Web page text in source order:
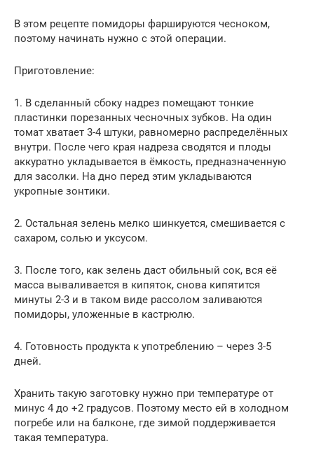
В этом рецепте помидоры фаршируются чесноком,
поэтому начинать нужно с этой операции.
Приготовление:
1. В сделанный сбоку надрез помещают тонкие
пластинки порезанных чесночных зубков. На один
томат хватает 3-4 штуки, равномерно распределённых
внутри. После чего края надреза сводятся и плоды
аккуратно укладывается в ёмкость, предназначенную
для засолки. На дно перед этим укладываются
укропные зонтики.
2. Остальная зелень мелко шинкуется, смешивается с
сахаром, солью и уксусом.
3. После того, как зелень даст обильный сок, вся её
масса вываливается в кипяток, снова кипятится
минуты 2-3 и в таком виде рассолом заливаются
помидоры, уложенные в кастрюлю.
4. Готовность продукта к употреблению – через 3-5
дней.
Хранить такую заготовку нужно при температуре от
минус 4 до +2 градусов. Поэтому место ей в холодном
погребе или на балконе, где зимой поддерживается
такая температура.